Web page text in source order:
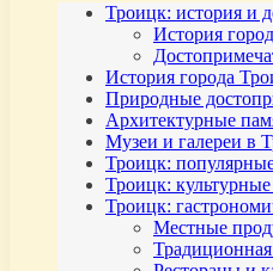
Троицк: история и
История
История города
Природные
Архитектурные
Музеи и галереи в
Троицк:
Троицк:
Троицк:
Местные